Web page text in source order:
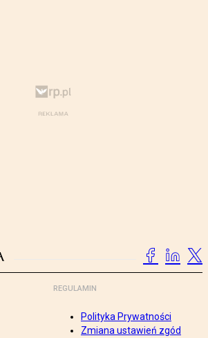
REGULAMIN
Polityka Prywatności
Zmiana ustawień zgód